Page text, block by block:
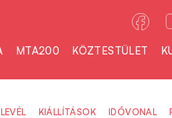
MTA200 KÖZTESTÜLET
KIÁLLÍTÁSOK IDŐVONAL